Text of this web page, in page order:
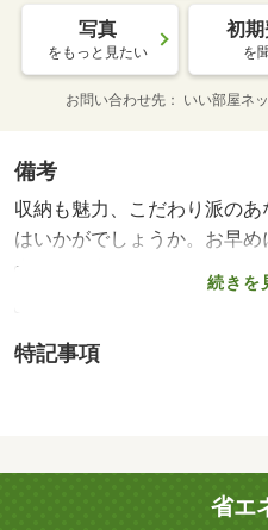
写真
をもっと見たい
初期
を
お問い合わせ先 いい部屋ネ
備考
収納も魅力、こだわり派の
はいかがでしょうか。お早
車が１台出来ます。ウォーク
です。車所有の方にはうれ
っております。引っ越しを検
利用可能な物件です。バス
のある住まいを探している
続きを
特記事項
省エ